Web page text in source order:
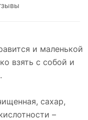
и маленькой
взять с собой и
сахар,
–